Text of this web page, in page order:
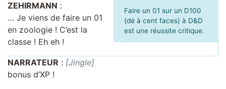
Faire un 01 sur un D100
(dé à cent faces) à D&D
est une réussite critique.
ZEHIRMANN :
… Je viens de faire un 01
en zoologie ! C’est la
classe ! Eh eh !
NARRATEUR : [Jingle]
bonus d’XP !